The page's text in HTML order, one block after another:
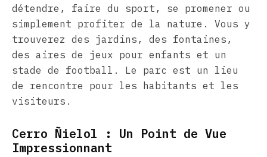
détendre, faire du sport, se promener ou
simplement profiter de la nature. Vous y
trouverez des jardins, des fontaines,
des aires de jeux pour enfants et un
stade de football. Le parc est un lieu
de rencontre pour les habitants et les
visiteurs.
Cerro Ñielol : Un Point de Vue
Impressionnant